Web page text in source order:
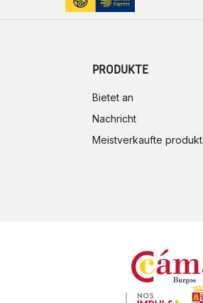
PRODUKTE
Bietet an
Nachricht
Meistverkaufte